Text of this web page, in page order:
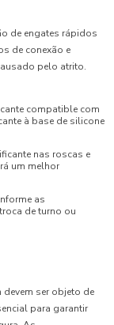
de engates rápidos
de conexão e
pelo atrito.
compatible com
à base de silicone
nas roscas e
um melhor
as
de turno ou
ser objeto de
para garantir